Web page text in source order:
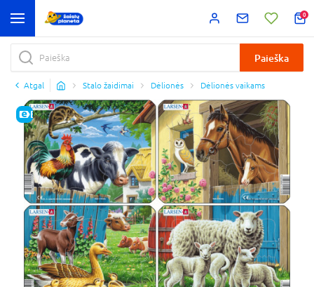
0
Paieška
Atgal Stalo žaidimai Dėlionės Dėlionės vaikams
E-KAINA